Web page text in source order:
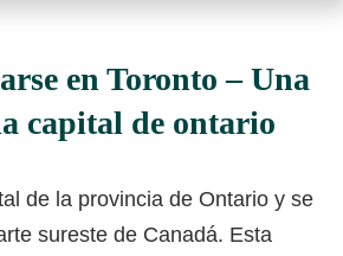
en Toronto – Una
capital de ontario
de la provincia de Ontario y se
sureste de Canadá. Esta